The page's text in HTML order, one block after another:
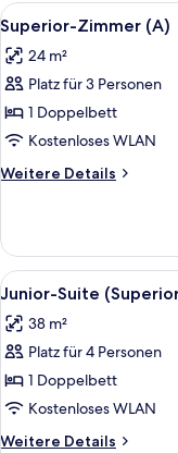
Alle
Fotos
für
Superior-
Zimmer
(A)
anzeigen
4
Superior-Zimmer (A)
24 m²
Platz für 3 Personen
1 Doppelbett
Kostenloses WLAN
Weitere Details
Weitere
Zimmer
(A)
Alle
Fotos
für
Junior-
Suite
(Superior)
anzeigen
8
Junior-Suite
38 m²
Platz für 4 Personen
1 Doppelbett
Kostenloses WLAN
Weitere Details
Weitere